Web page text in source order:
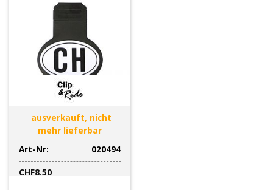
ausverkauft, nicht
mehr lieferbar
Art-Nr:
020494
CHF8.50